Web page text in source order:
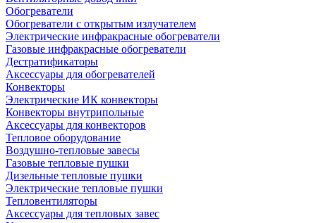
Обогреватели
Обогреватели с открытым излучателем
Электрические инфракрасные обогреватели
Газовые инфракрасные обогреватели
Дестратификаторы
Аксессуары для обогревателей
Конвекторы
Электрические ИК конвекторы
Конвекторы внутрипольные
Аксессуары для конвекторов
Тепловое оборудование
Воздушно-тепловые завесы
Газовые тепловые пушки
Дизельные тепловые пушки
Электрические тепловые пушки
Тепловентиляторы
Аксессуары для тепловых завес